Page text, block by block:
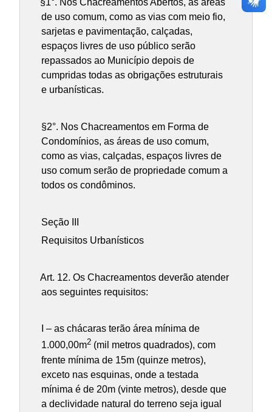
§1°. Nos Chacreamentos Abertos, as áreas
de uso comum, como as vias com meio fio,
sarjetas e pavimentação, calçadas,
espaços livres de uso público serão
repassados ao Município depois de
cumpridas todas as obrigações estruturais
e urbanísticas.
§2°. Nos Chacreamentos em Forma de
Condomínios, as áreas de uso comum,
como as vias, calçadas, espaços livres de
uso comum serão de propriedade comum a
todos os condôminos.
Seção III
Requisitos Urbanísticos
Art. 12. Os Chacreamentos deverão atender
aos seguintes requisitos:
I – as chácaras terão área mínima de
1.000,00m2 (mil metros quadrados), com
frente mínima de 15m (quinze metros),
exceto nas esquinas, onde a testada
mínima é de 20m (vinte metros), desde que
a declividade natural do terreno seja igual